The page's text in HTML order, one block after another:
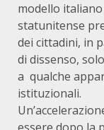
modello
statunitense
dei cittadini, in
di dissenso,
a qualche
istituzionali.